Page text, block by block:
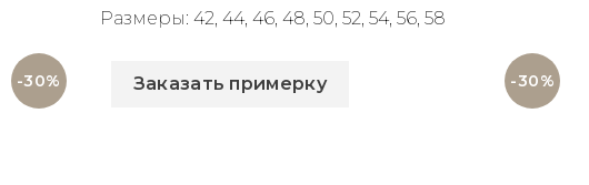
-30% -30%
Размеры: 42, 44, 46, 48, 50, 52, 54, 56, 58
Заказать примерку